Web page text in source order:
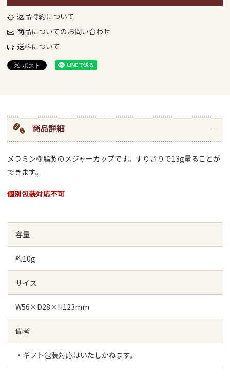
返品特約について
商品についてのお問い合わせ
送料について
商品詳細
メラミン樹脂製のメジャーカップです。すりきりで13g量ることが
できます。
個別包装対応不可
容量
約10g
サイズ
W56×D28×H123mm
備考
・ギフト包装対応はいたしかねます。